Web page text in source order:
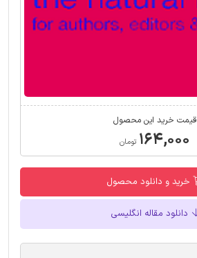
قیمت خرید این محصول
۱۶۴,۰۰۰ تومان
خرید و دانلود محصول
دانلود مقاله انگلیسی